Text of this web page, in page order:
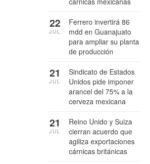
Ferrero invertirá 86
mdd en Guanajuato
para ampliar su planta
de producción
22
JUL
Sindicato de Estados
Unidos pide imponer
arancel del 75% a la
cerveza mexicana
21
JUL
Reino Unido y Suiza
cierran acuerdo que
agiliza exportaciones
cárnicas británicas
21
JUL